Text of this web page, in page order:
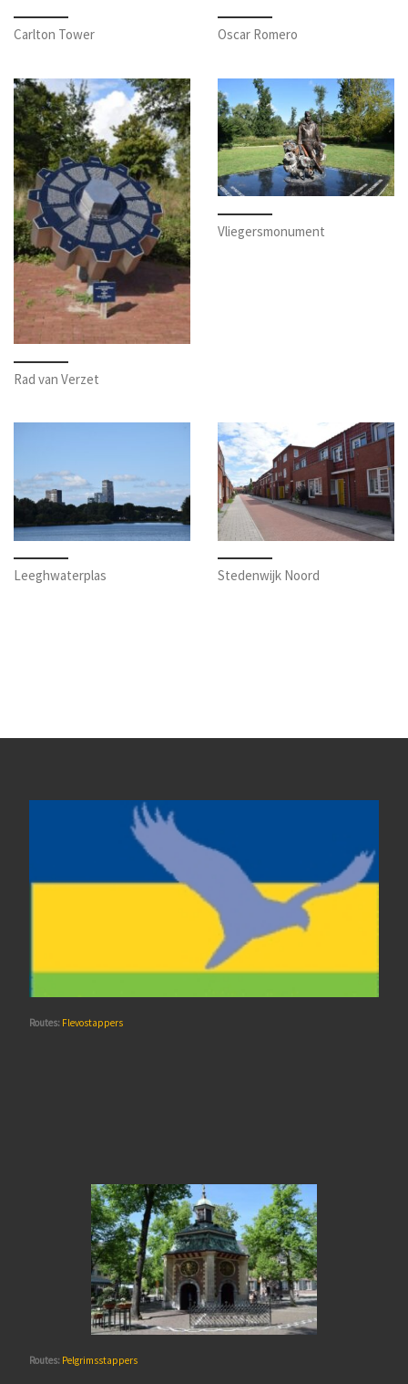
Carlton Tower Oscar Romero
Rad van Verzet
Vliegersmonument
Leeghwaterplas Stedenwijk Noord
Routes: Flevostappers
Routes: Pelgrimsstappers